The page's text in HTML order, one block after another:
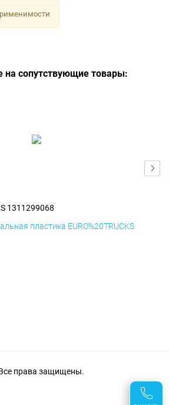
на сопутствующие товары:
1311299068
пластика EURO%20TRUCKS
права защищены.